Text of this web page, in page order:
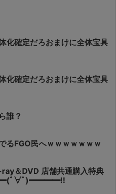
化確定だろおまけに全体宝具
化確定だろおまけに全体宝具
誰？
るFGO民へｗｗｗｗｗｗｗ
ray＆DVD 店舗共通購入特典
ﾟ∀ﾟ)━━━━!!